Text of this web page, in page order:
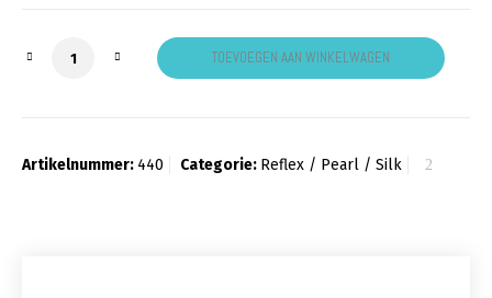
Pearl Blue aantal TOEVOEGEN AAN WINKELWAGEN
Artikelnummer: 440 Categorie: Reflex / Pearl / Silk